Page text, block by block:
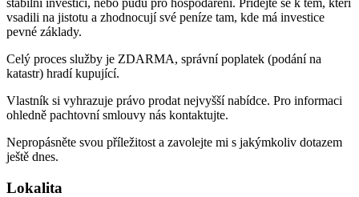
stabilní investici, nebo půdu pro hospodaření. Přidejte se k těm, kteří
vsadili na jistotu a zhodnocují své peníze tam, kde má investice
pevné základy.
Celý proces služby je ZDARMA, správní poplatek (podání na
katastr) hradí kupující.
Vlastník si vyhrazuje právo prodat nejvyšší nabídce. Pro informaci
ohledně pachtovní smlouvy nás kontaktujte.
Nepropásněte svou příležitost a zavolejte mi s jakýmkoliv dotazem
ještě dnes.
Lokalita